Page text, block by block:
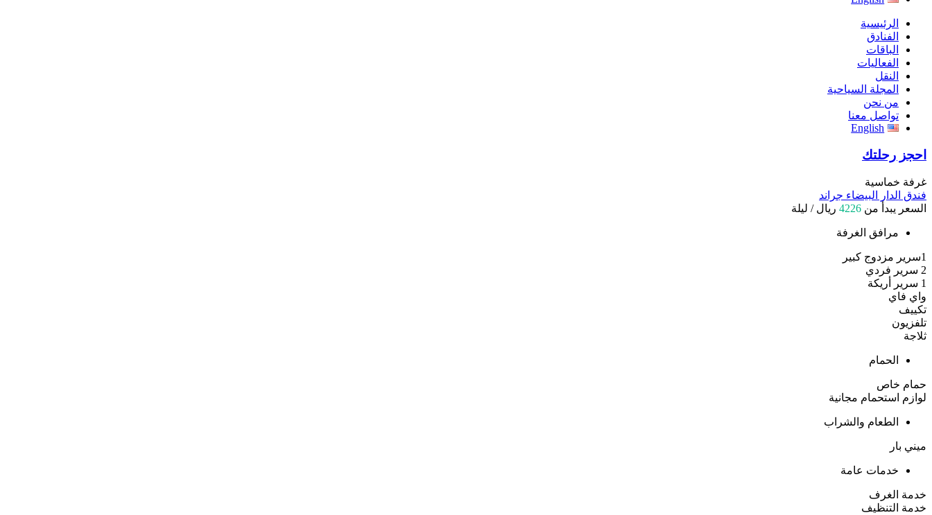
الرئيسية
الفنادق
الباقات
الفعاليات
النقل
المجلة السياحية
من نحن
تواصل معنا
English
احجز رحلتك
غرفة خماسية
فندق الدار البيضاء جراند
السعر يبدأ من 4226 ريال / ليلة
مرافق الغرفة
1سرير مزدوج كبير
2 سرير فردي
1 سرير أريكة
واي فاي
تكييف
تلفزيون
ثلاجة
الحمام
حمام خاص
لوازم استحمام مجانية
الطعام والشراب
ميني بار
خدمات عامة
خدمة الغرف
خدمة التنظيف